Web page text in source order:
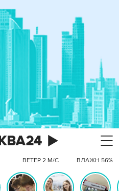
ВЕТЕР 2 М/С ВЛАЖН 56%